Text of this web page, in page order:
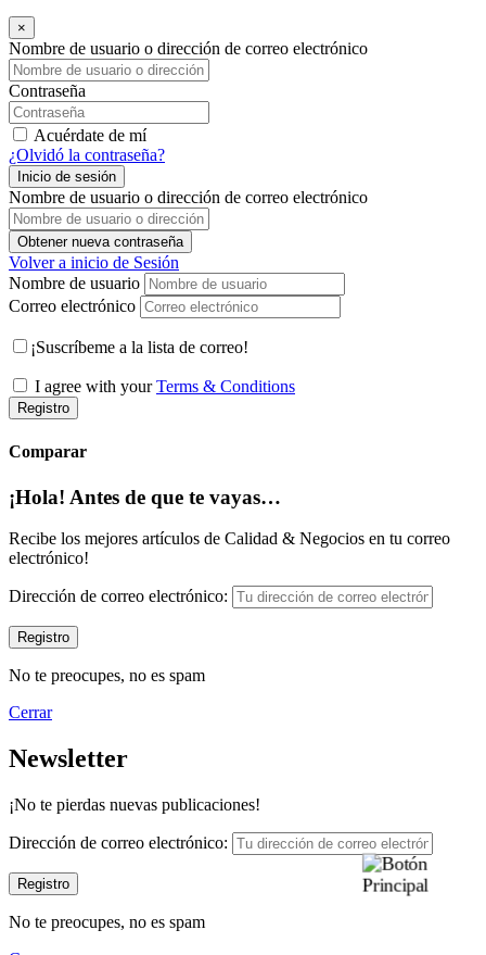
×
Nombre de usuario o dirección de correo electrónico
Contraseña
Acuérdate de mí
¿Olvidó la contraseña?
Inicio de sesión
Nombre de usuario o dirección de correo electrónico
Obtener nueva contraseña
Volver a inicio de Sesión
Nombre de usuario
Correo electrónico
¡Suscríbeme a la lista de correo!
I agree with yourTerms & Conditions
Registro
Comparar
¡Hola! Antes de que te vayas…
Recibe los mejores artículos de Calidad & Negocios en tu correo
electrónico!
Dirección de correo electrónico:
No te preocupes, no es spam
Cerrar
Newsletter
¡No te pierdas nuevas publicaciones!
Dirección de correo electrónico:
No te preocupes, no es spam